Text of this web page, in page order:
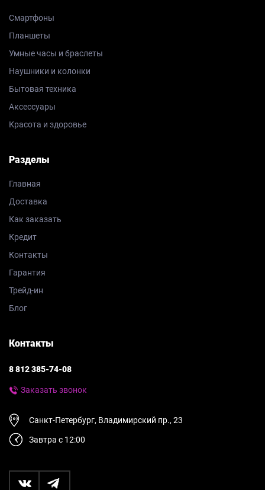
Смартфоны
Планшеты
Умные часы и браслеты
Наушники и колонки
Бытовая техника
Аксессуары
Красота и здоровье
Разделы
Главная
Доставка
Как заказать
Кредит
Контакты
Гарантия
Трейд-ин
Блог
Контакты
8 812 385-74-08
Заказать звонок
Санкт-Петербург, Владимирский пр., 23
Завтра с 12:00